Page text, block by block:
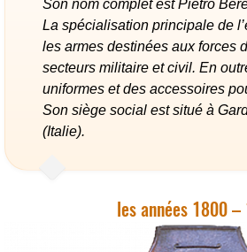
Son nom complet est Pietro
La spécialisation principale de
les armes destinées aux forces
secteurs militaire et civil. En
uniformes et des accessoires
Son siège social est situé à
(Italie).
les années 1800 –